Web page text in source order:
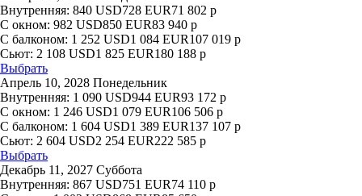
Внутренняя: 840 USD728 EUR71 802 р
С окном: 982 USD850 EUR83 940 р
С балконом: 1 252 USD1 084 EUR107 019 р
Сьют: 2 108 USD1 825 EUR180 188 р
Выбрать
Апрель 10, 2028 Понедельник
Внутренняя: 1 090 USD944 EUR93 172 р
С окном: 1 246 USD1 079 EUR106 506 р
С балконом: 1 604 USD1 389 EUR137 107 р
Сьют: 2 604 USD2 254 EUR222 585 р
Выбрать
Декабрь 11, 2027 Суббота
Внутренняя: 867 USD751 EUR74 110 р